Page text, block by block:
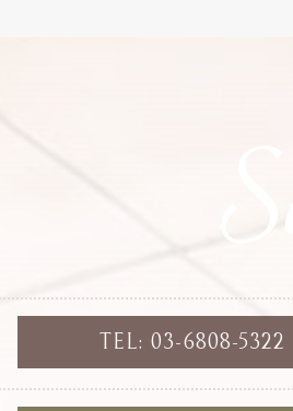
TEL: 03-6808-5322